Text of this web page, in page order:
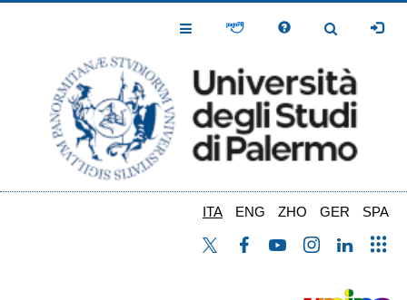
Toggle
Toggle
ITA ENG ZHO GER SPA